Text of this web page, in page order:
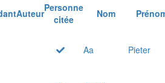
AuteurPersonne
citée
Nom
Aa Pieter